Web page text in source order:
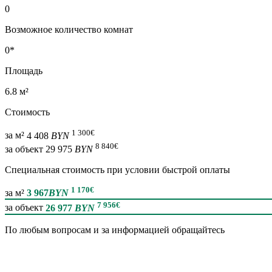
0
Возможное количество комнат
0*
Площадь
6.8 м²
Стоимость
за м² 4 408 BYN 1 300€
за объект 29 975 BYN 8 840€
Специальная cтоимость при условии быстрой оплаты
за м² 3 967BYN 1 170€
за объект 26 977 BYN 7 956€
По любым вопросам и за информацией обращайтесь